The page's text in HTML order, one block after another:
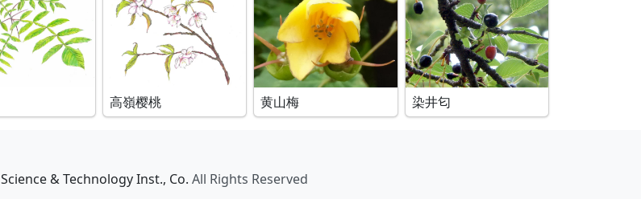
高嶺樱桃 黄山梅 染井匂
Science & Technology Inst., Co. All Rights Reserved